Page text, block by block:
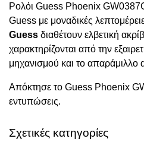
Ρολόι Guess Phoenix
Guess με μοναδικές
Guess διαθέτουν ελβετική
χαρακτηρίζονται από την
μηχανισμού και το απαράμιλλο
Απόκτησε το Guess Phoenix
εντυπώσεις.
Σχετικές κατηγορίες